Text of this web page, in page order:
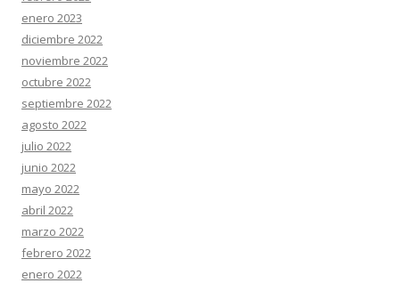
enero 2023
diciembre 2022
noviembre 2022
octubre 2022
septiembre 2022
agosto 2022
julio 2022
junio 2022
mayo 2022
abril 2022
marzo 2022
febrero 2022
enero 2022